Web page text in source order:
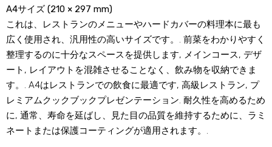
A4サイズ (210 × 297 mm)
これは、レストランのメニューやハードカバーの料理本に最も
広く使用され、汎用性の高いサイズです。. 前菜をわかりやすく
整理するのに十分なスペースを提供します, メインコース, デザ
ート, レイアウトを混雑させることなく、飲み物を収納できま
す。. A4はレストランでの飲食に最適です, 高級レストラン, プ
レミアムクックブックプレゼンテーション. 耐久性を高めるため
に, 通常、寿命を延ばし、見た目の品質を維持するために、ラミ
ネートまたは保護コーティングが適用されます。.